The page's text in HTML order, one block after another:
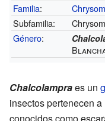
Familia:
Subfamilia:
Género:
Chalcolampraes un
insectos pertenecen a
conocidos como